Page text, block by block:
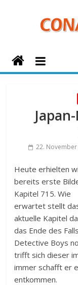
22.
Heute erhielten
bereits erste
Kapitel 715. Wie
erwartet stellt
aktuelle Kapitel
das Ende des
Detective Boys
trifft sich dieser
immer schafft er
entkommen.